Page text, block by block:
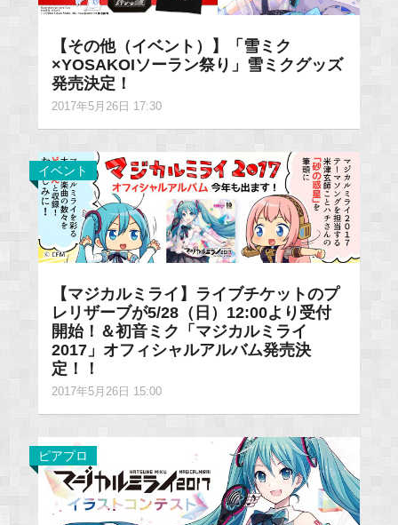
【その他（イベント）】「雪ミク
×YOSAKOIソーラン祭り」雪ミクグッズ
発売決定！
2017年5月26日 17:30
イベント
【マジカルミライ】ライブチケットのプ
レリザーブが5/28（日）12:00より受付
開始！＆初音ミク「マジカルミライ
2017」オフィシャルアルバム発売決
定！！
2017年5月26日 15:00
ピアプロ